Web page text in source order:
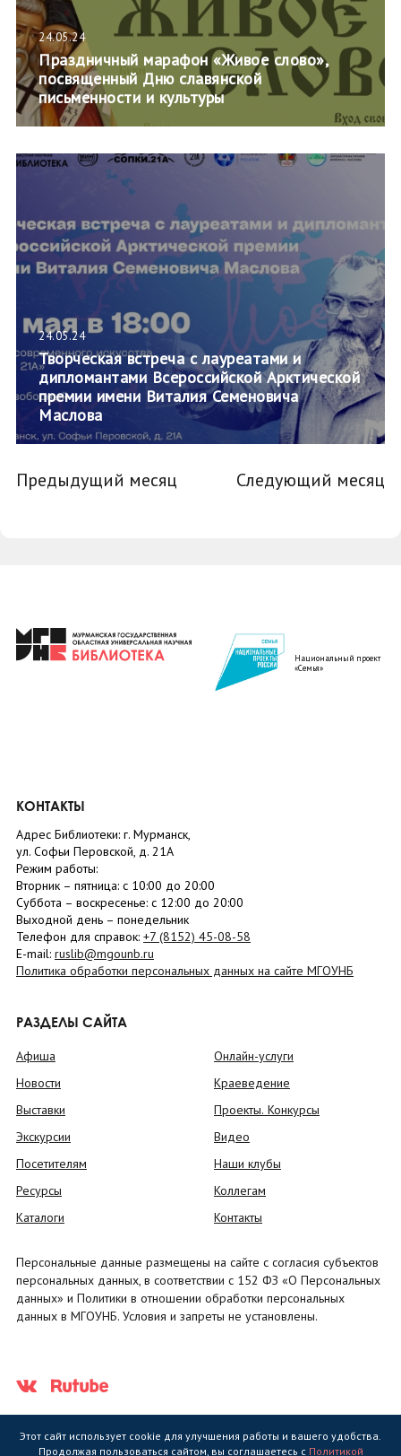
24.05.24
Праздничный марафон «Живое слово»,
посвященный Дню славянской
письменности и культуры
24.05.24
Творческая встреча с лауреатами и
дипломантами Всероссийской Арктической
премии имени Виталия Семеновича
Маслова
Предыдущий месяц Следующий месяц
Национальный проект
«Семья»
КОНТАКТЫ
Адрес Библиотеки: г. Мурманск,
ул. Софьи Перовской, д. 21А
Режим работы:
Вторник – пятница: с 10:00 до 20:00
Суббота – воскресенье: c 12:00 до 20:00
Выходной день – понедельник
Телефон для справок: +7 (8152) 45-08-58
E-mail: ruslib@mgounb.ru
Политика обработки персональных данных на сайте МГОУНБ
РАЗДЕЛЫ САЙТА
Афиша
Новости
Выставки
Экскурсии
Посетителям
Ресурсы
Каталоги
Онлайн-услуги
Краеведение
Проекты. Конкурсы
Видео
Наши клубы
Коллегам
Контакты
Персональные данные размещены на сайте с согласия субъектов
персональных данных, в соответствии с 152 ФЗ «О Персональных
данных» и Политики в отношении обработки персональных
данных в МГОУНБ. Условия и запреты не установлены.
Этот сайт использует cookie для улучшения работы и вашего удобства.
Продолжая пользоваться сайтом, вы соглашаетесь с Политикой